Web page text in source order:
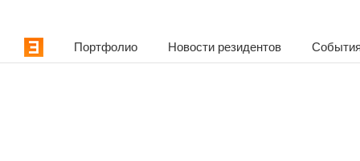
Портфолио Новости резидентов